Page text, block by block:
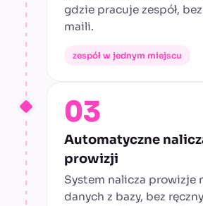
gdzie pracuje zespół,
maili.
zespół w jednym miejscu
03
Automatyczne
prowizji
System nalicza prowizje
danych z bazy, bez